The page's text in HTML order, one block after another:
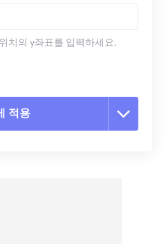
치의 y좌표를 입력하세요.
적용